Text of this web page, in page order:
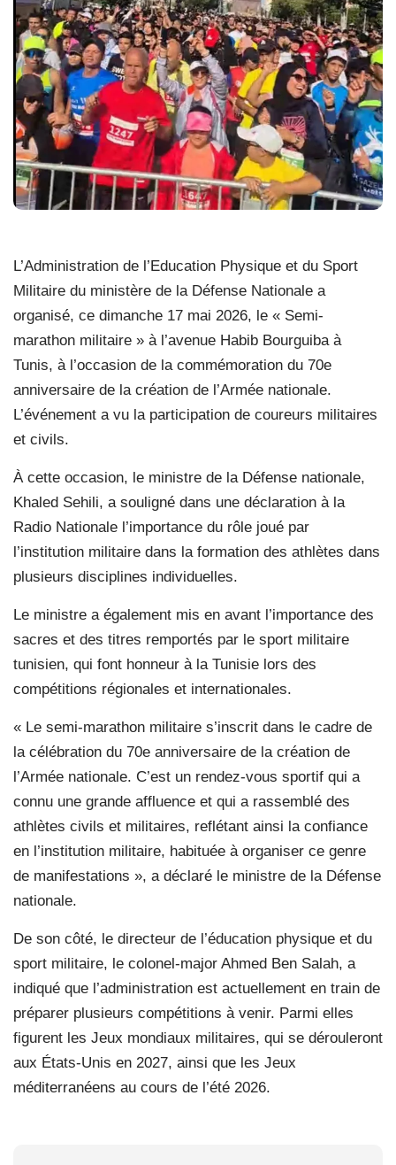
L’Administration de l’Education Physique et du Sport
Militaire du ministère de la Défense Nationale a
organisé, ce dimanche 17 mai 2026, le « Semi-
marathon militaire » à l’avenue Habib Bourguiba à
Tunis, à l’occasion de la commémoration du 70e
anniversaire de la création de l’Armée nationale.
L’événement a vu la participation de coureurs militaires
et civils.
À cette occasion, le ministre de la Défense nationale,
Khaled Sehili, a souligné dans une déclaration à la
Radio Nationale l’importance du rôle joué par
l’institution militaire dans la formation des athlètes dans
plusieurs disciplines individuelles.
Le ministre a également mis en avant l’importance des
sacres et des titres remportés par le sport militaire
tunisien, qui font honneur à la Tunisie lors des
compétitions régionales et internationales.
« Le semi-marathon militaire s’inscrit dans le cadre de
la célébration du 70e anniversaire de la création de
l’Armée nationale. C’est un rendez-vous sportif qui a
connu une grande affluence et qui a rassemblé des
athlètes civils et militaires, reflétant ainsi la confiance
en l’institution militaire, habituée à organiser ce genre
de manifestations », a déclaré le ministre de la Défense
nationale.
De son côté, le directeur de l’éducation physique et du
sport militaire, le colonel-major Ahmed Ben Salah, a
indiqué que l’administration est actuellement en train de
préparer plusieurs compétitions à venir. Parmi elles
figurent les Jeux mondiaux militaires, qui se dérouleront
aux États-Unis en 2027, ainsi que les Jeux
méditerranéens au cours de l’été 2026.